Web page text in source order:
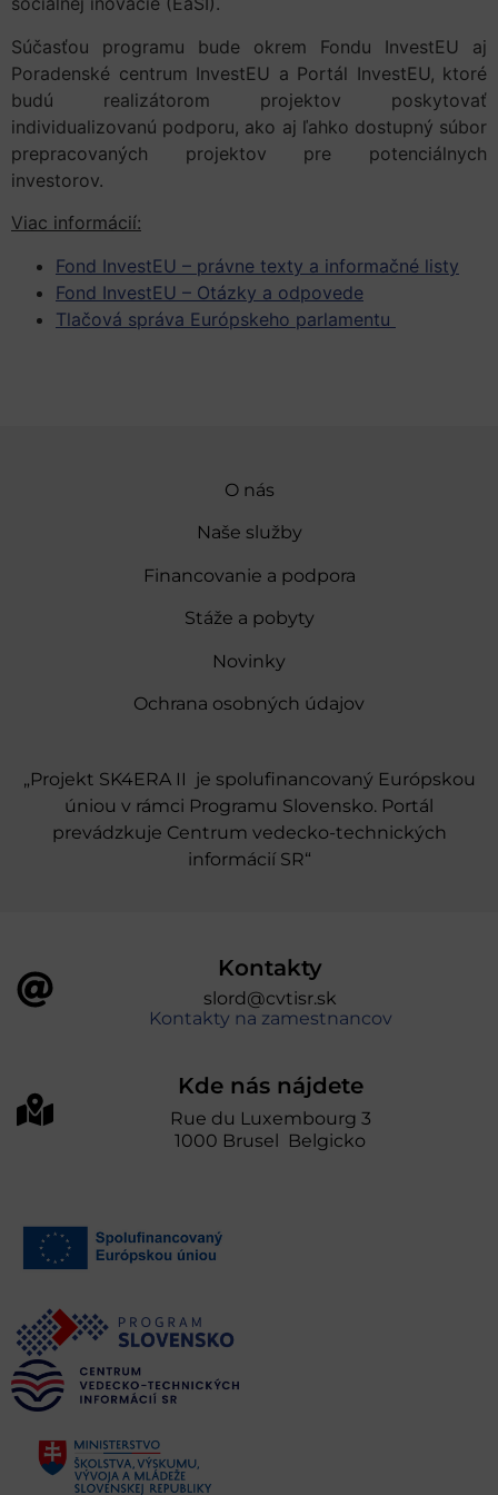
Súčasťou programu bude okrem Fondu InvestEU aj
Poradenské centrum InvestEU a Portál InvestEU, ktoré
budú realizátorom projektov poskytovať
individualizovanú podporu, ako aj ľahko dostupný súbor
prepracovaných projektov pre potenciálnych
investorov.
Viac informácií:
Fond InvestEU – právne texty a informačné listy
Fond InvestEU – Otázky a odpovede
Tlačová správa Európskeho parlamentu
O nás
Naše služby
Financovanie a podpora
Stáže a pobyty
Novinky
Ochrana osobných údajov
„Projekt SK4ERA II je spolufinancovaný Európskou
úniou v rámci Programu Slovensko. Portál
prevádzkuje Centrum vedecko-technických
informácií SR“
Kontakty
slord@cvtisr.sk
Kontakty na zamestnancov
Kde nás nájdete
Rue du Luxembourg 3
1000 Brusel Belgicko